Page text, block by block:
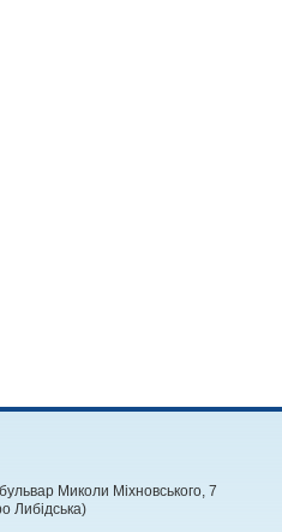
бульвар Миколи Міхновського, 7
Либідська)